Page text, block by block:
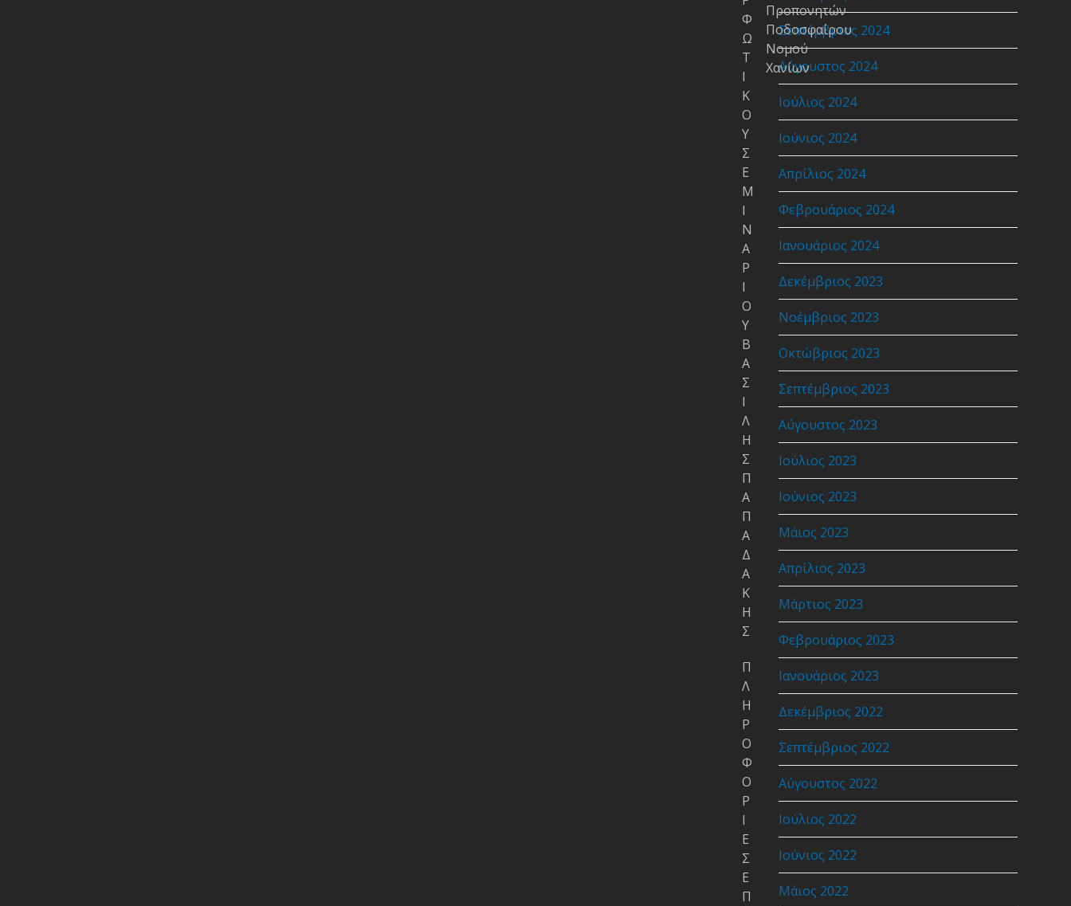
Σεπτέμβριος 2024
Αύγουστος 2024
Ιούλιος 2024
Ιούνιος 2024
Απρίλιος 2024
Φεβρουάριος 2024
Ιανουάριος 2024
Δεκέμβριος 2023
Νοέμβριος 2023
Οκτώβριος 2023
Σεπτέμβριος 2023
Αύγουστος 2023
Ιούλιος 2023
Ιούνιος 2023
Μάιος 2023
Απρίλιος 2023
Μάρτιος 2023
Φεβρουάριος 2023
Ιανουάριος 2023
Δεκέμβριος 2022
Σεπτέμβριος 2022
Αύγουστος 2022
Ιούλιος 2022
Ιούνιος 2022
Μάιος 2022
Φ
Ω
Τ
Ι
Κ
Ο
Υ
Σ
Ε
Μ
Ι
Ν
Α
Ρ
Ι
Ο
Υ
Β
Α
Σ
Ι
Λ
Η
Σ
Π
Α
Π
Α
Δ
Α
Κ
Η
Σ
Π
Λ
Η
Ρ
Ο
Φ
Ο
Ρ
Ι
Ε
Σ
Ε
Π
Προπονητών
Ποδοσφαίρου
Νομού
Χανίων